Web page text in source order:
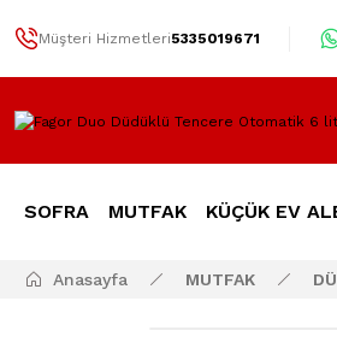
Müşteri Hizmetleri5335019671
SOFRA MUTFAK KÜÇÜK EV
Anasayfa MUTFAK